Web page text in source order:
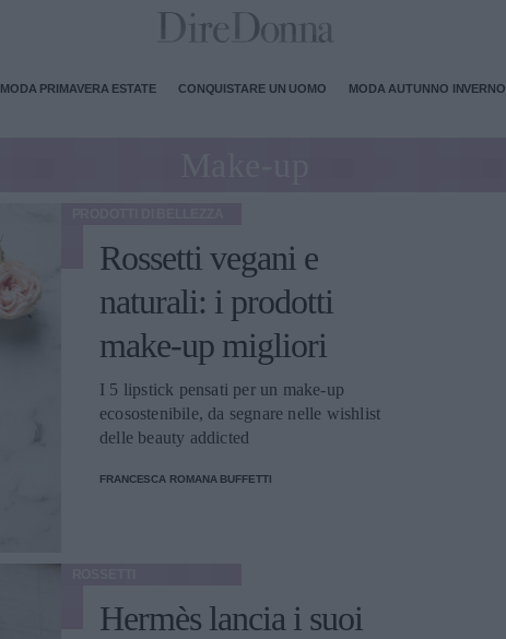
MODA PRIMAVERA ESTATE CONQUISTARE UN UOMO MODA AUTUNNO INVERNO
Rossetti vegani e
naturali: i prodotti
make-up migliori
I 5 lipstick pensati per un make-up
ecosostenibile, da segnare nelle wishlist
delle beauty addicted
FRANCESCA ROMANA BUFFETTI
Hermès lancia i suoi